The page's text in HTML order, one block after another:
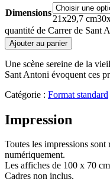
Dimensions
21x29,7 cm
quantité de Carrer de Sant
Ajouter au panier
Une scène sereine de la
Sant Antoni évoquent ces
Catégorie : Format standard
Impression
Toutes les impressions sont
numériquement.
Les affiches de 100 x 70
Cadres non inclus.